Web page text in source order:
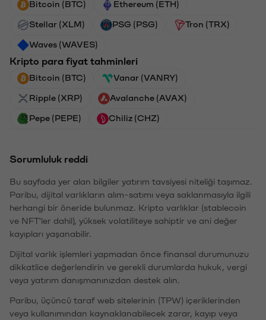
Bitcoin (BTC) Ethereum (ETH)
Stellar (XLM) PSG (PSG) Tron (TRX)
Waves (WAVES)
Kripto para fiyat tahminleri
Bitcoin (BTC) Vanar (VANRY)
Ripple (XRP) Avalanche (AVAX)
Pepe (PEPE) Chiliz (CHZ)
Sorumluluk reddi
Bu sayfada yer alan bilgiler yatırım tavsiyesi niteliği taşımaz.
Paribu, dijital varlıkların alım-satımı veya saklanmasıyla ilgili
herhangi bir öneride bulunmaz. Kripto varlıklar (stablecoin
ve NFT'ler dahil), yüksek volatiliteye sahiptir ve ani değer
kayıpları yaşanabilir.
Dijital varlık işlemleri yapmadan önce finansal durumunuzu
dikkatlice değerlendirin ve gerekli durumlarda hukuk, vergi
veya yatırım danışmanınızdan destek alın.
Paribu, üçüncü taraf web sitelerinin (TPW) içeriklerinden
veya kullanımından kaynaklanabilecek zarar, kayıp veya